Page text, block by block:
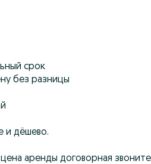
срок
без разницы
и дёшево.
аренды договорная